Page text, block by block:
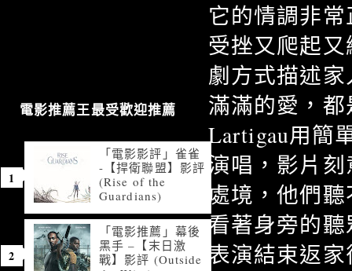
它的情調非
受挫又爬起
劇方式描述
滿滿的愛，
Lartigau用簡
演唱，影片
處境，他們
看著身旁的
表演結束返
電影推薦王最受歡迎推薦
「電影影評」雀雀
-【捍衛聯盟】影評
(Rise of the
Guardians)
「電影推薦」幕後
黑手 –【末日激
戰】影評 (Outside